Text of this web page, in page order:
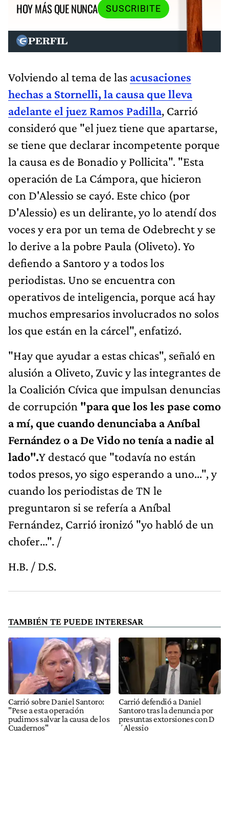
HOY MÁS QUE NUNCA SUSCRIBITE
Volviendo al tema de las acusaciones
hechas a Stornelli, la causa que lleva
adelante el juez Ramos Padilla, Carrió
consideró que "el juez tiene que apartarse,
se tiene que declarar incompetente porque
la causa es de Bonadio y Pollicita". "Esta
operación de La Cámpora, que hicieron
con D'Alessio se cayó. Este chico (por
D'Alessio) es un delirante, yo lo atendí dos
voces y era por un tema de Odebrecht y se
lo derive a la pobre Paula (Oliveto). Yo
defiendo a Santoro y a todos los
periodistas. Uno se encuentra con
operativos de inteligencia, porque acá hay
muchos empresarios involucrados no solos
los que están en la cárcel", enfatizó.
"Hay que ayudar a estas chicas", señaló en
alusión a Oliveto, Zuvic y las integrantes de
la Coalición Cívica que impulsan denuncias
de corrupción "para que los les pase como
a mí, que cuando denunciaba a Aníbal
Fernández o a De Vido no tenía a nadie al
lado".Y destacó que "todavía no están
todos presos, yo sigo esperando a uno...", y
cuando los periodistas de TN le
preguntaron si se refería a Aníbal
Fernández, Carrió ironizó "yo habló de un
chofer...". /
H.B. / D.S.
TAMBIÉN TE PUEDE INTERESAR
Carrió sobre Daniel Santoro:
"Pese a esta operación
pudimos salvar la causa de los
Cuadernos"
Carrió defendió a Daniel
Santoro tras la denuncia por
presuntas extorsiones con D
´Alessio